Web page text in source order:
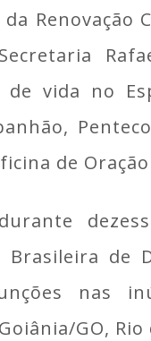
Renovação
de vida no
de
Brasileira de
nas
GO,